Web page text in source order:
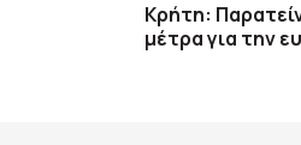
Κρήτη:
μέτρα για την